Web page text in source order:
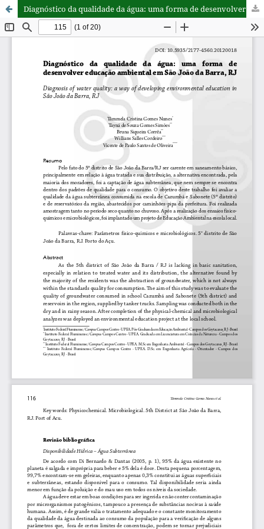
Diagnóstico da qualidade da água: uma forma de desenvolver educação ambiental em São João da Barra, RJ